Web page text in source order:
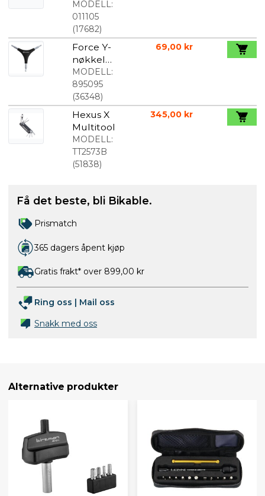
CO2 pumpe
med
gjenger
MODELL:
011105
(17682)
Force Y-
nøkkel
Unbrako
4/5/6 mm
MODELL:
895095
(36348)
69,00 kr
Hexus X
Multitool
MODELL:
TT2573B
(51838)
345,00 kr
Få det beste, bli Bikable.
Prismatch
365 dagers åpent kjøp
Gratis frakt* over 899,00 kr
Ring oss | Mail oss
Snakk med oss
Alternative produkter